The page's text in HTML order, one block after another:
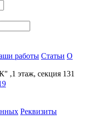
работы Статьи О
,1 этаж, секция 131
Реквизиты